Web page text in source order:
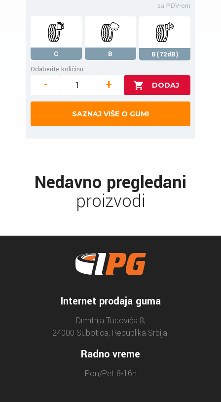
sa PDV-om
C B
B(72dB)
Odaberite količinu
- +
SAZNAJ VIŠE O GUMI
Nedavno pregledani
proizvodi
Internet prodaja guma
Dimitrija Tucovića 8,
24000 Subotica, Republika Srbija.
Radno vreme
Pon/Pet 8-16h